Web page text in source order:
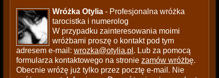
Wróżka Otylia- Profesjonalna wróżka
tarocistka i numerolog
W przypadku zainteresowania moimi
wróżbami proszę o kontakt pod tym
adresem e-mail: wrozka@otylia.pl . Lub za pomocą
formularza kontaktowego na stronie zamów wróżbę.
Obecnie wróżę już tylko przez pocztę e-mail. Nie